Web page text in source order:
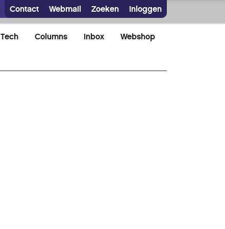
Contact Webmail Zoeken Inloggen
Tech Columns Inbox Webshop